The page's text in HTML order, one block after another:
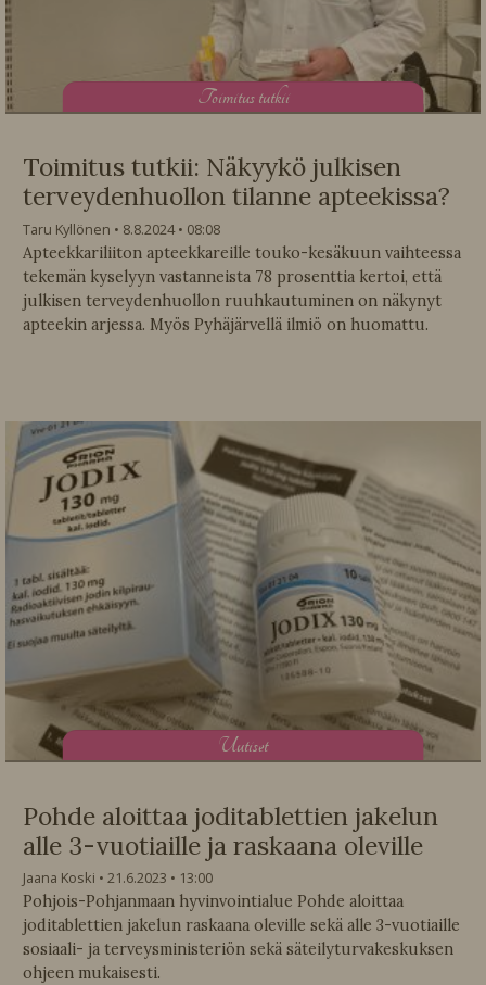
Toimitus tutkii
Toimitus tutkii: Näkyykö julkisen
terveydenhuollon tilanne apteekissa?
Taru Kyllönen 8.8.2024
08:08
Apteekkariliiton apteekkareille touko-kesäkuun vaihteessa
tekemän kyselyyn vastanneista 78 prosenttia kertoi, että
julkisen terveydenhuollon ruuhkautuminen on näkynyt
apteekin arjessa. Myös Pyhäjärvellä ilmiö on huomattu.
Uutiset
Pohde aloittaa joditablettien jakelun
alle 3-vuotiaille ja raskaana oleville
Jaana Koski 21.6.2023
13:00
Pohjois-Pohjanmaan hyvinvointialue Pohde aloittaa
joditablettien jakelun raskaana oleville sekä alle 3-vuotiaille
sosiaali- ja terveysministeriön sekä säteilyturvakeskuksen
ohjeen mukaisesti.